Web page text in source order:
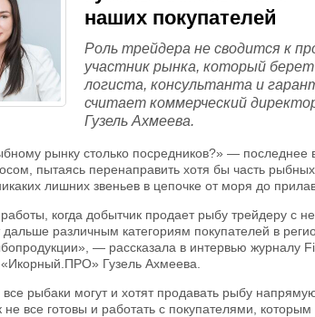
наших покупателей
Роль трейдера не сводится к
участник рынка, который
логиста, консультанта и
считает коммерческий
Гузель Ахмеева.
рынку столько посредников?» — последнее
пытаясь перенаправить хотя бы часть
лишних звеньев в цепочке от моря до
когда добытчик продает рыбу трейдеру с
дальше различным категориям покупателей в
— рассказала в интервью журналу
Гузель Ахмеева.
все рыбаки могут и хотят продавать рыбу
не все готовы и работать с покупателями,